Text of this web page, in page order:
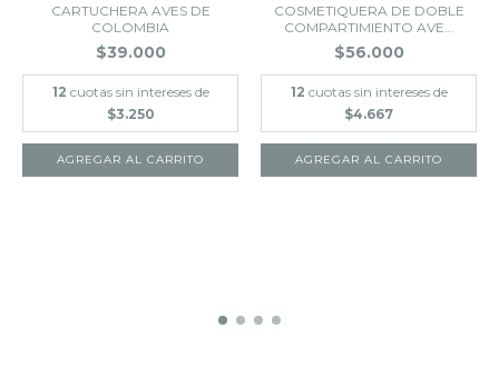
CARTUCHERA AVES DE
COLOMBIA
$39.000
12 cuotas sin intereses de
$3.250
COSMETIQUERA DE DOBLE
COMPARTIMIENTO AVE...
$56.000
12 cuotas sin intereses de
$4.667